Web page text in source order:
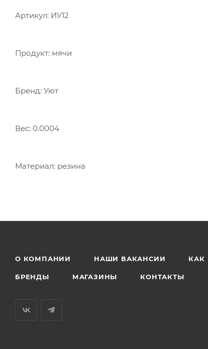
Артикул: ИУ12
Продукт: мячи
Бренд: Уют
Вес: 0.0004
Материал: резина
О КОМПАНИИ НАШИ ВАКАНСИИ КАК
БРЕНДЫ МАГАЗИНЫ КОНТАКТЫ